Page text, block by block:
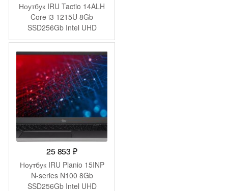
Ноутбук IRU Tactio 14ALH
Core i3 1215U 8Gb
SSD256Gb Intel UHD
Graphics 14″ IPS FHD
WiFi BT Cam 4000mAh
(2058897)
25 853₽
Ноутбук IRU Planio 15INP
N-series N100 8Gb
SSD256Gb Intel UHD